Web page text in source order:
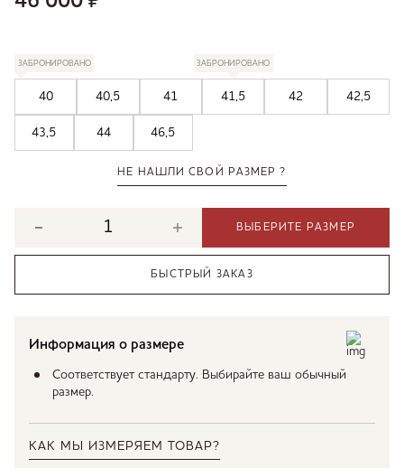
НЕ НАШЛИ СВОЙ РАЗМЕР ?
40
ЗАБРОНИРОВАНО
40,5 41 41,5
ЗАБРОНИРОВАНО
42 42,5
43,5 44 46,5
ВЫБЕРИТЕ РАЗМЕР
БЫСТРЫЙ ЗАКАЗ
Информация о размере
Соответствует стандарту. Выбирайте ваш обычный
размер.
КАК МЫ ИЗМЕРЯЕМ ТОВАР?